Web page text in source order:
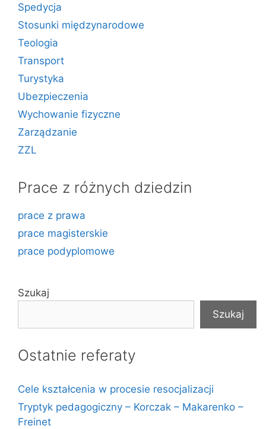
Spedycja
Stosunki międzynarodowe
Teologia
Transport
Turystyka
Ubezpieczenia
Wychowanie fizyczne
Zarządzanie
ZZL
Prace z różnych dziedzin
prace z prawa
prace magisterskie
prace podyplomowe
Szukaj
Szukaj
Ostatnie referaty
Cele kształcenia w procesie resocjalizacji
Tryptyk pedagogiczny – Korczak – Makarenko –
Freinet